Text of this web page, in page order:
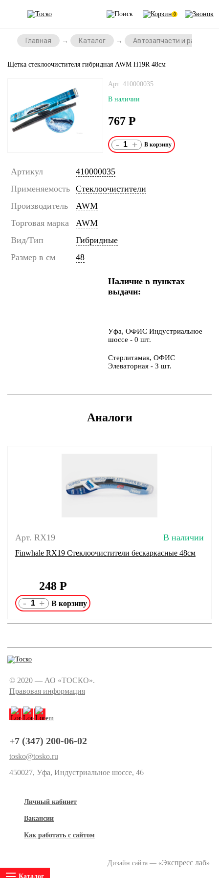
0
Главная Каталог Автозапчасти и
Щетка стеклоочистителя гибридная AWM H19R 48см
Арт. 410000035
В наличии
767 Р
- +
Артикул
410000035
Применяемость Стеклоочистители
Производитель
AWM
Торговая марка
AWM
Вид/Тип
Гибридные
Размер в см
48
Наличие в пунктах
выдачи:
Уфа, ОФИС Индустриальное
шоссе - 0 шт.
Стерлитамак, ОФИС
Элеваторная - 3 шт.
Аналоги
Арт. RX19 В наличии
Finwhale RX19 Стеклоочистители бескаркасные 48см
248 Р
- +
© 2020 — АО «ТОСКО».
Правовая информация
+7 (347) 200-06-02
tosko@tosko.ru
450027, Уфа, Индустриальное шоссе, 46
Личный кабинет
Вакансии
Как работать с сайтом
Дизайн сайта — «Экспресс лаб»
Каталог